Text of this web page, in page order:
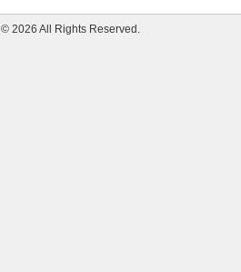
© 2026 All Rights Reserved.